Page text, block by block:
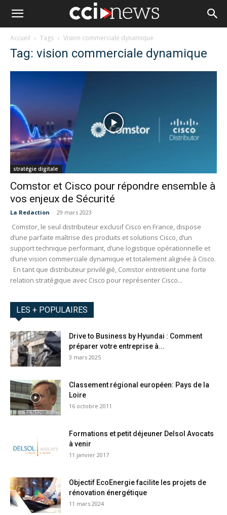
Accueil Tags Vision commerciale dynamique
Tag: vision commerciale dynamique
stratégie digitale
Comstor et Cisco pour répondre ensemble à
vos enjeux de Sécurité
La Redaction - 29 mars 2023
Comstor, le seul distributeur exclusif Cisco en France, dispose
d’une parfaite maîtrise des produits et solutions Cisco, d’un
support technique performant, d’une logistique opérationnelle et
d’une vision commerciale dynamique et totalement alignée à Cisco.
En tant que distributeur privilégié, Comstor entretient une forte
relation stratégique avec Cisco pour représenter Cisco...
LES + POPULAIRES
Drive to Business by Hyundai : Comment
préparer votre entreprise à...
3 mars 2025
Classement régional européen: Pays de la
Loire
16 octobre 2011
Formations et petit déjeuner Delsol Avocats
à venir
11 janvier 2017
Objectif EcoEnergie facilite les projets de
rénovation énergétique
11 mars 2024